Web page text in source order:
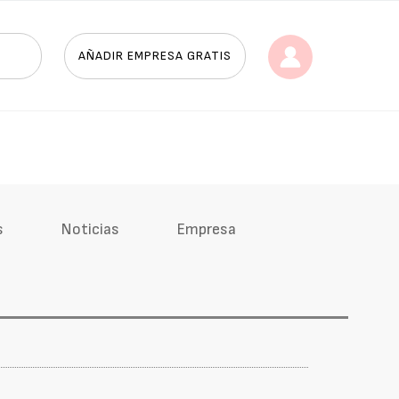
AÑADIR EMPRESA GRATIS
Noticias Empresa